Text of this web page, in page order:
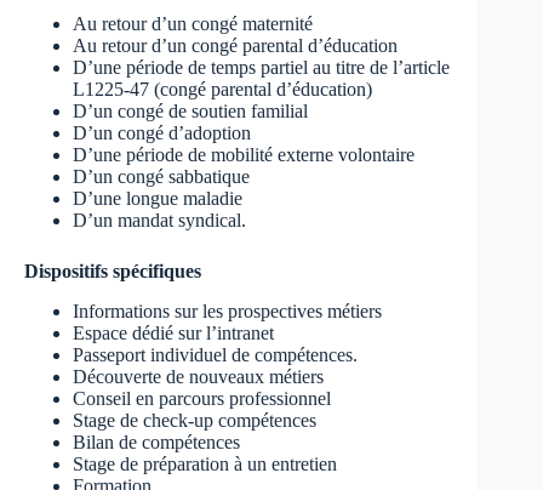
Au retour d’un congé maternité
Au retour d’un congé parental d’éducation
D’une période de temps partiel au titre de l’article
L1225-47 (congé parental d’éducation)
D’un congé de soutien familial
D’un congé d’adoption
D’une période de mobilité externe volontaire
D’un congé sabbatique
D’une longue maladie
D’un mandat syndical.
Dispositifs spécifiques
Informations sur les prospectives métiers
Espace dédié sur l’intranet
Passeport individuel de compétences.
Découverte de nouveaux métiers
Conseil en parcours professionnel
Stage de check-up compétences
Bilan de compétences
Stage de préparation à un entretien
Formation